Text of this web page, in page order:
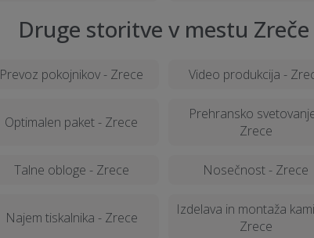
Druge storitve v mestu Zreče
Prevoz pokojnikov - Zrece Video produkcija -
Optimalen paket - Zrece
Prehransko
Zrece
Talne obloge - Zrece Nosečnost - Zrece
Najem tiskalnika - Zrece
Izdelava in montaža
Zrece